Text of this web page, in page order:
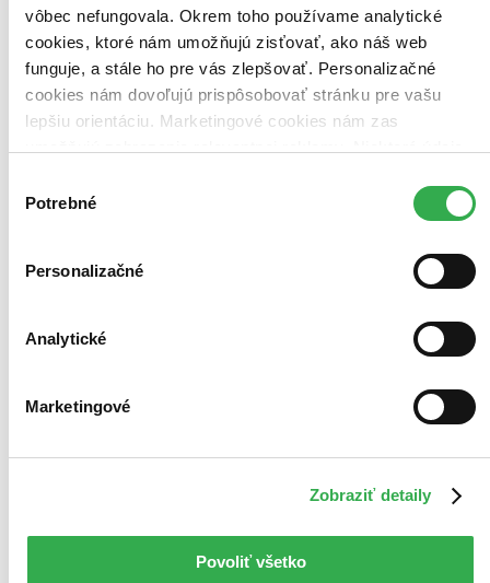
vôbec nefungovala. Okrem toho používame analytické
cookies, ktoré nám umožňujú zisťovať, ako náš web
funguje, a stále ho pre vás zlepšovať. Personalizačné
cookies nám dovoľujú prispôsobovať stránku pre vašu
lepšiu orientáciu. Marketingové cookies nám zas
keby sme mohli používať všetky tieto cookies. Ďakujeme!
súhlasu
Potrebné
Personalizačné
Analytické
Marketingové
Zobraziť detaily
Povoliť všetko
Cena
Do 4 € (0 titulov)Do 4 €
Od 4 do 8 € (0 titulov)
Od 4 do 8 €
Od 8 do 12 € (0 titulov)
Od 8 do 12 €
Od 12 do 16 € (0 titulov)Od 12 do 16 €
Viac ako 16 € (0 titulov)Viac ako 16 €
Bestsellery
Najdrahšie
Najlacnejšie
Autor Zuzana RoľkováVydavateľstvo E-knihy jedou